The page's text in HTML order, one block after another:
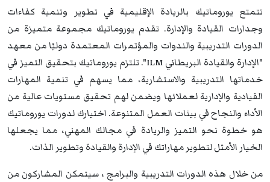
تتمتع يوروماتيك بالريادة الإقليمية في تطوير وتنمية كفاءات
وجدارات القيادة والإدارة. تقدم يوروماتيك مجموعة متميزة من
الدورات التدريبية والندوات والمؤتمرات المعتمدة دوليًا من معهد
"الإدارة والقيادة البريطاني ILM". تلتزم يوروماتيك بتحقيق التميز في
خدماتها التدريبية والاستشارية، مما يسهم في تنمية المهارات
القيادية والإدارية لعملائها ويضمن لهم تحقيق مستويات عالية من
الأداء والنجاح في بيئات العمل المتنوعة. اختيارك لدورات يوروماتيك
هو خطوة نحو التميز والريادة في مجالك المهني، مما يجعلها
الخيار الأمثل لتطوير مهاراتك في الإدارة والقيادة وتطوير الذات.
من خلال هذه الدورات التدريبية والبرامج ، سيتمكن المشاركون من